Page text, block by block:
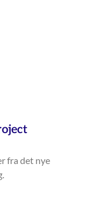
fra det nye